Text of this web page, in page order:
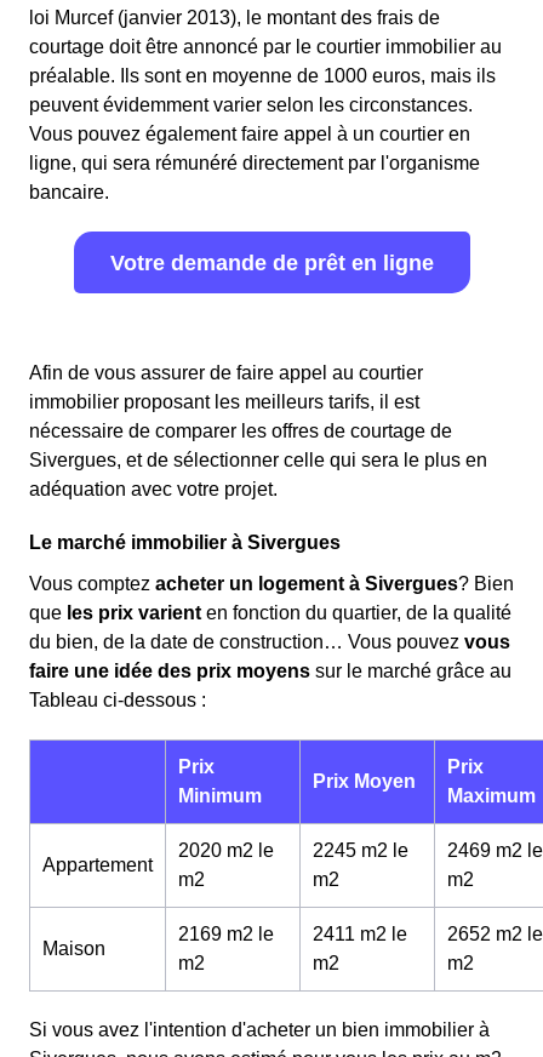
loi Murcef (janvier 2013), le montant des frais de
courtage doit être annoncé par le courtier immobilier au
préalable. Ils sont en moyenne de 1000 euros, mais ils
peuvent évidemment varier selon les circonstances.
Vous pouvez également faire appel à un courtier en
ligne, qui sera rémunéré directement par l'organisme
bancaire.
Votre demande de prêt en ligne
Afin de vous assurer de faire appel au courtier
immobilier proposant les meilleurs tarifs, il est
nécessaire de comparer les offres de courtage de
Sivergues, et de sélectionner celle qui sera le plus en
adéquation avec votre projet.
Le marché immobilier à Sivergues
Vous comptez acheter un logement à Sivergues? Bien
que les prix varient en fonction du quartier, de la qualité
du bien, de la date de construction… Vous pouvez vous
faire une idée des prix moyens sur le marché grâce au
Tableau ci-dessous :
Prix
Minimum
Prix Moyen
Prix
Maximum
Appartement
2020 m2 le
m2
2245 m2 le
m2
2469 m2 le
m2
Maison
2169 m2 le
m2
2411 m2 le
m2
2652 m2 le
m2
Si vous avez l'intention d'acheter un bien immobilier à